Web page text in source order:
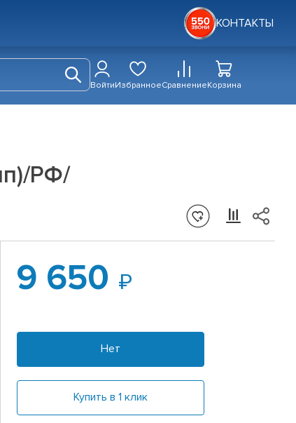
КОНТАКТЫ
ВойтиИзбранноеСравнениеКорзина
РФ/
9 650
Нет
Купить в 1 клик